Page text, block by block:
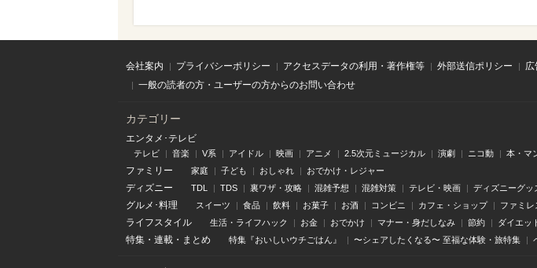
会社案内 プライバシーポリシー アクセスデータの利用・著作権等 外部送信ポリシー
一般の読者の方・ユーザーの方からのお問い合わせ
カテゴリー
エンタメ･テレビ
テレビ 音楽 V系 アイドル 映画 アニメ 2.5次元ミュージカル 演劇 ニコ動 本・マ
ファミリー 家庭 子ども おしゃれ おでかけ・レジャー
ディズニー TDL TDS 裏ワザ・攻略 混雑予想 混雑対策 テレビ・映画 ディズニーグッ
グルメ･料理 スイーツ 食品 飲料 お菓子 お酒 コンビニ カフェ・ショップ ファミレ
ライフスタイル 生活・ライフハック お金 おでかけ マナー・身だしなみ 節約 ダイエッ
特集 ・ 連載 ・ まとめ 特集『おいしいウチごはん』 〜シェアしたくなる〜 至福な体験・旅特集